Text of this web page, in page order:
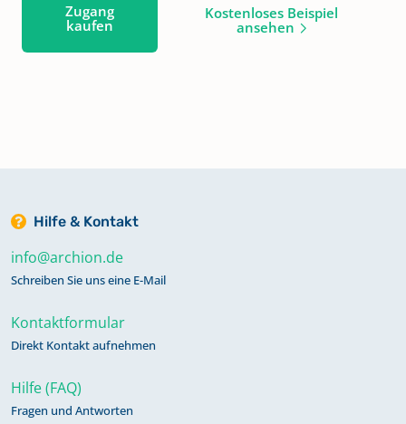
Zugang
kaufen
Kostenloses Beispiel
ansehen
Hilfe & Kontakt
info@archion.de
Schreiben Sie uns eine E-Mail
Kontaktformular
Direkt Kontakt aufnehmen
Hilfe (FAQ)
Fragen und Antworten